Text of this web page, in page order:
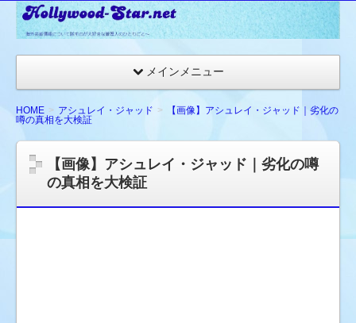
☆
ウ
ッ
ド
ス
タ
ー
ネ
メインメニュー
HOME アシュレイ・ジャッド
【画像】アシュレイ・ジャッド｜劣化の
噂の真相を大検証
【画像】アシュレイ・ジャッド｜劣化の噂
の真相を大検証